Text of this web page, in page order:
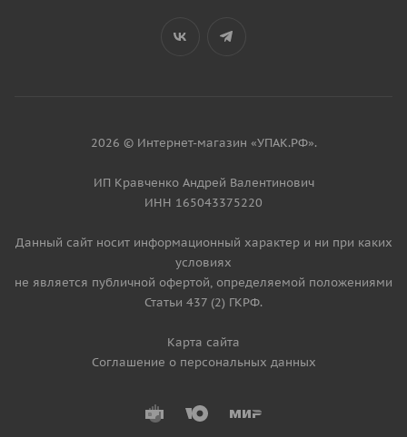
2026 © Интернет-магазин «УПАК.РФ».
ИП Кравченко Андрей Валентинович
ИНН 165043375220
Данный сайт носит информационный характер и ни при каких
условиях
не является публичной офертой, определяемой положениями
Статьи 437 (2) ГКРФ.
Карта сайта
Соглашение о персональных данных